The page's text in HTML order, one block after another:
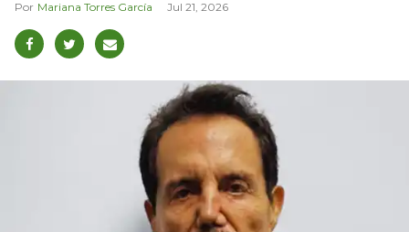
Mariana Torres García Jul 21, 2026